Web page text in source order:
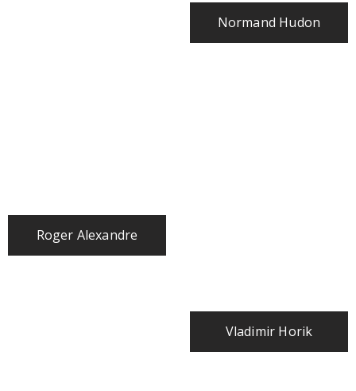
Normand Hudon
Roger Alexandre
Vladimir Horik